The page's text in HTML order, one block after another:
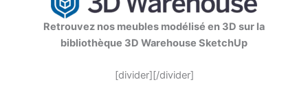
Retrouvez nos meubles modélisé en 3D sur la
bibliothèque 3D Warehouse SketchUp
[divider][/divider]